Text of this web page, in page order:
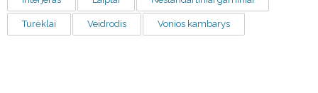
Turėklai Veidrodis Vonios kambarys